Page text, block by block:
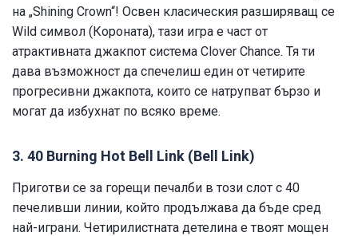
на „Shining Crown“! Освен класическия разширяващ се
Wild символ (Короната), тази игра е част от
атрактивната джакпот система Clover Chance. Тя ти
дава възможност да спечелиш един от четирите
прогресивни джакпота, които се натрупват бързо и
могат да избухнат по всяко време.
3. 40 Burning Hot Bell Link (Bell Link)
Приготви се за горещи печалби в този слот с 40
печеливши линии, който продължава да бъде сред
най-играни. Четирилистната детелина е твоят мощен